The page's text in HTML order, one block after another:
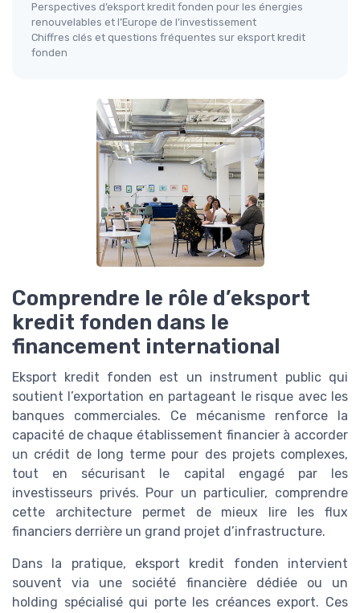
Perspectives d’eksport kredit fonden pour les énergies
renouvelables et l’Europe de l’investissement
Chiffres clés et questions fréquentes sur eksport kredit
fonden
Comprendre le rôle d’eksport
kredit fonden dans le
financement international
Eksport kredit fonden est un instrument public qui
soutient l’exportation en partageant le risque avec les
banques commerciales. Ce mécanisme renforce la
capacité de chaque établissement financier à accorder
un crédit de long terme pour des projets complexes,
tout en sécurisant le capital engagé par les
investisseurs privés. Pour un particulier, comprendre
cette architecture permet de mieux lire les flux
financiers derrière un grand projet d’infrastructure.
Dans la pratique, eksport kredit fonden intervient
souvent via une société financière dédiée ou un
holding spécialisé qui porte les créances export. Ces